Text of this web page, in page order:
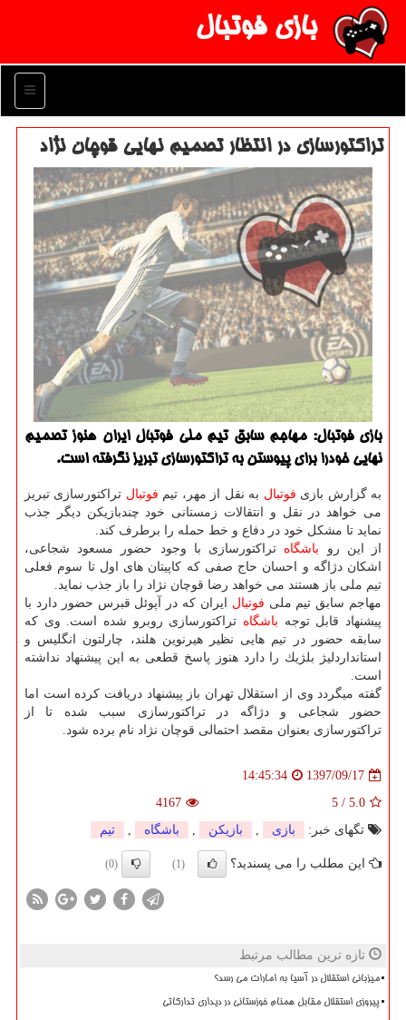
بازی فوتبال
منو
تراكتورسازی در انتظار تصمیم نهایی قوچان نژاد
بازی فوتبال: مهاجم سابق تیم ملی فوتبال ایران هنوز تصمیم
نهایی خودرا برای پیوستن به تراكتورسازی تبریز نگرفته است.
به گزارش بازی فوتبال به نقل از مهر، تیم فوتبال تراكتورسازی تبریز
می خواهد در نقل و انتقالات زمستانی خود چندبازیكن دیگر جذب
نماید تا مشكل خود در دفاع و خط حمله را برطرف كند.
از این رو باشگاه تراكتورسازی با وجود حضور مسعود شجاعی،
اشكان دژاگه و احسان حاج صفی كه كاپیتان های اول تا سوم فعلی
تیم ملی باز هستند می خواهد رضا قوچان نژاد را باز جذب نماید.
مهاجم سابق تیم ملی فوتبال ایران كه در آپوئل قبرس حضور دارد با
پیشنهاد قابل توجه باشگاه تراكتورسازی روبرو شده است. وی كه
سابقه حضور در تیم هایی نظیر هیرنوین هلند، چارلتون انگلیس و
استانداردلیژ بلژیك را دارد هنوز پاسخ قطعی به این پیشنهاد نداشته
است.
گفته میگردد وی از استقلال تهران باز پیشنهاد دریافت كرده است اما
حضور شجاعی و دژاگه در تراكتورسازی سبب شده تا از
تراكتورسازی بعنوان مقصد احتمالی قوچان نژاد نام برده شود.
1397/09/17
14:45:34
5.0
/
5
4167
تگهای خبر:
بازی , بازیكن , باشگاه , تیم
این مطلب را می پسندید؟ (1)
(0)
تازه ترین مطالب مرتبط
میزبانی استقلال در آسیا به امارات می رسد؟
پیروزی استقلال مقابل همنام خوزستانی در دیداری تدارکاتی